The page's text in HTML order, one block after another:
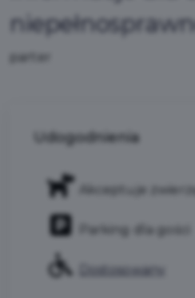
parter
Udogodnienia
Akceptuje
Parking dla gości
Dostosowany